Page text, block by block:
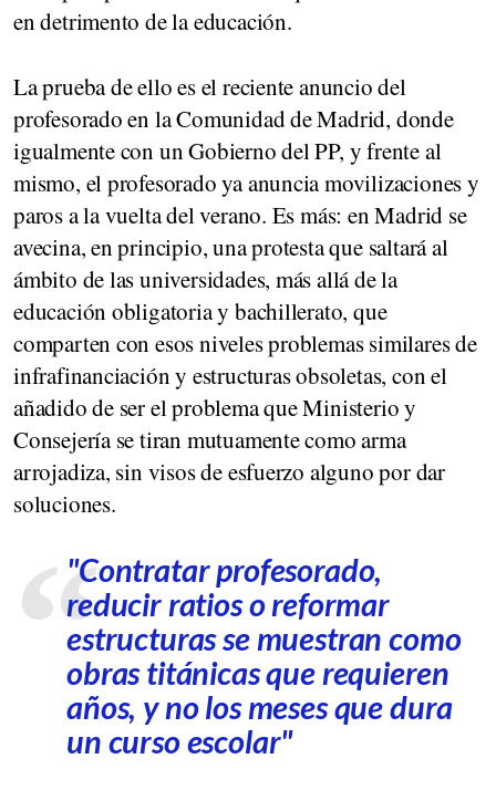
en detrimento de la educación.
La prueba de ello es el reciente anuncio del
profesorado en la Comunidad de Madrid, donde
igualmente con un Gobierno del PP, y frente al
mismo, el profesorado ya anuncia movilizaciones y
paros a la vuelta del verano. Es más: en Madrid se
avecina, en principio, una protesta que saltará al
ámbito de las universidades, más allá de la
educación obligatoria y bachillerato, que
comparten con esos niveles problemas similares de
infrafinanciación y estructuras obsoletas, con el
añadido de ser el problema que Ministerio y
Consejería se tiran mutuamente como arma
arrojadiza, sin visos de esfuerzo alguno por dar
soluciones.
"Contratar profesorado,
reducir ratios o reformar
estructuras se muestran como
obras titánicas que requieren
años, y no los meses que dura
un curso escolar"